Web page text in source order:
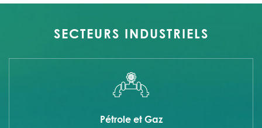
SECTEURS INDUSTRIELS
Pétrole et Gaz